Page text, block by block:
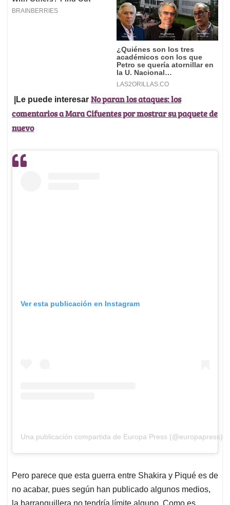
|Le puede interesar No paran los ataques: los
comentarios a Mara Cifuentes por mostrar su paquete de
nuevo
Ver esta publicación en Instagram
Una publicación compartida de Europa Press (@europapress)
Pero parece que esta guerra entre Shakira y Piqué es de
no acabar, pues según han publicado algunos medios,
la barranquillera no tendría límite alguno. Como es